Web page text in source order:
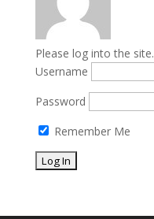
Please log into the site.
Username
Password
Remember Me